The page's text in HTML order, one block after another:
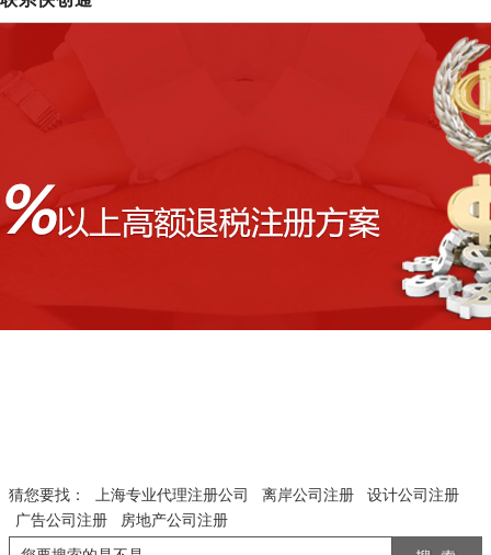
猜您要找： 上海专业代理注册公司 离岸公司注册
设计公司注册
广告公司注册
房地产公司注册